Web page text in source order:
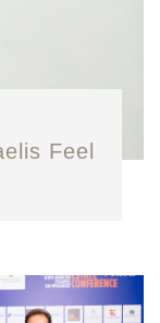
Feel